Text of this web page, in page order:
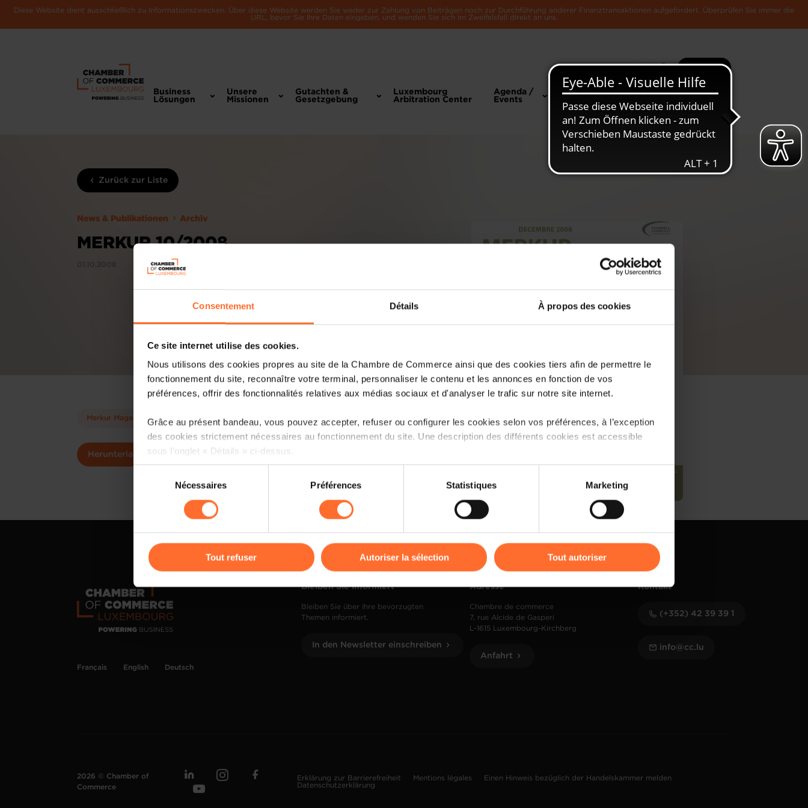
Consentement Détails À propos des cookies
Ce site internet utilise des cookies.
Nous utilisons des cookies propres au site de la Chambre de Commerce ainsi que des cookies tiers afin de permettre le
fonctionnement du site, reconnaître votre terminal, personnaliser le contenu et les annonces en fonction de vos
préférences, offrir des fonctionnalités relatives aux médias sociaux et d'analyser le trafic sur notre site internet.
Grâce au présent bandeau, vous pouvez accepter, refuser ou configurer les cookies selon vos préférences, à l’exception
des cookies strictement nécessaires au fonctionnement du site. Une description des différents cookies est accessible
sous l’onglet « Détails » ci-dessus.
Il est précisé que la navigation sur le site et certaines fonctionnalités (ex : lecture de vidéos, partage sur les réseaux
cas de refus de tous les cookies ou des cookies non nécessaires.
gauche de chaque page.
personnelles, vous pouvez consulter notre
personnelles
consentement
Nécessaires Préférences Statistiques Marketing
Tout refuser Autoriser la sélection Tout autoriser
Diese Website dient ausschließlich zu Informationszwecken. Über diese Website werden Sie weder zur Zahlung von Beiträgen noch zur Durchführung anderer Finanztransaktionen aufgefordert. Überprüfen Sie immer die
URL, bevor Sie Ihre Daten eingeben, und wenden Sie sich im Zweifelsfall direkt an uns.
Suche Mehr
Business
Lösungen
Unsere
Missionen
Gutachten &
Gesetzgebung
Luxembourg
Arbitration Center
Agenda /
Events
News &
Die Luxemburger
Zurück zur Liste
News & Publikationen Archiv
MERKUR 10/2008
Merkur Magazin
Herunterladen
PDF, 5.0 MB
Français English Deutsch
Bleiben Sie informiert
Bleiben Sie über Ihre bevorzugten
Themen informiert.
In den Newsletter einschreiben
Adresse
Chambre de commerce
7, rue Alcide de Gasperi
L-1615 Luxembourg-Kirchberg
Anfahrt
Kontakt
(+352) 42 39 39 1
info@cc.lu
2026 © Chamber of
Commerce
Erklärung zur Barrierefreiheit Mentions légales
Einen Hinweis bezüglich der Handelskammer melden
Datenschutzerklärung